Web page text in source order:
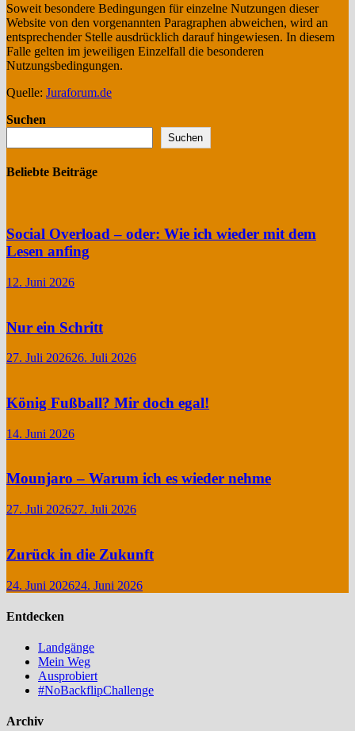
Soweit besondere Bedingungen für einzelne Nutzungen dieser
Website von den vorgenannten Paragraphen abweichen, wird an
entsprechender Stelle ausdrücklich darauf hingewiesen. In diesem
Falle gelten im jeweiligen Einzelfall die besonderen
Nutzungsbedingungen.
Quelle: Juraforum.de
Suchen
Suchen
Beliebte Beiträge
Social Overload – oder: Wie ich wieder mit dem
Lesen anfing
12. Juni 2026
Nur ein Schritt
27. Juli 202626. Juli 2026
König Fußball? Mir doch egal!
14. Juni 2026
Mounjaro – Warum ich es wieder nehme
27. Juli 202627. Juli 2026
Zurück in die Zukunft
24. Juni 202624. Juni 2026
Entdecken
Landgänge
Mein Weg
Ausprobiert
#NoBackflipChallenge
Archiv